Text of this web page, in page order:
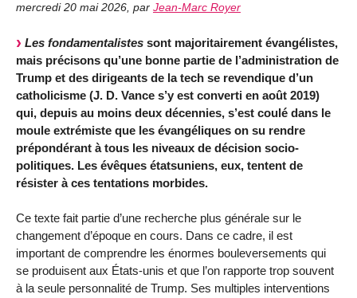
mercredi 20 mai 2026 par Jean-Marc Royer
Les fondamentalistes sont majoritairement évangélistes,
mais précisons qu’une bonne partie de l’administration de
Trump et des dirigeants de la tech se revendique d’un
catholicisme (J. D. Vance s’y est converti en août 2019)
qui, depuis au moins deux décennies, s’est coulé dans le
moule extrémiste que les évangéliques on su rendre
prépondérant à tous les niveaux de décision socio-
politiques. Les évêques étatsuniens, eux, tentent de
résister à ces tentations morbides.
Ce texte fait partie d’une recherche plus générale sur le
changement d’époque en cours. Dans ce cadre, il est
important de comprendre les énormes bouleversements qui
se produisent aux États-unis et que l’on rapporte trop souvent
à la seule personnalité de Trump. Ses multiples interventions